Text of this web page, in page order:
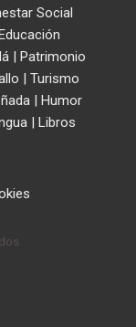
Social
| Patrimonio
| Turismo
| Humor
| Libros